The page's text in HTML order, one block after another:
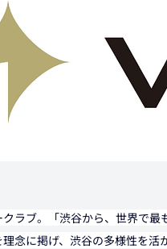
ラブ。「渋谷から、世界で最
念に掲げ、渋谷の多様性を